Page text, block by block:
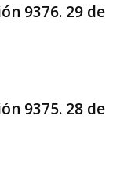
9376. 29 de
9375. 28 de